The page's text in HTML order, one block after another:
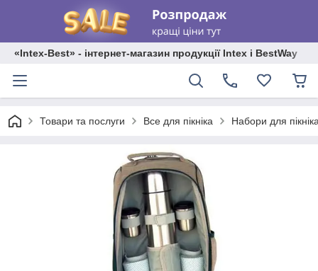
«Intex-Best» - інтернет-магазин продукції Intex і BestWay
Товари та послуги Все для пікніка Набори для